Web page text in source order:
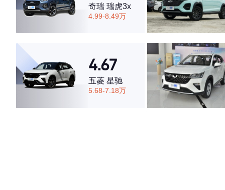
奇瑞 瑞虎3x
4.99-8.49万
4.67
五菱 星驰
5.68-7.18万